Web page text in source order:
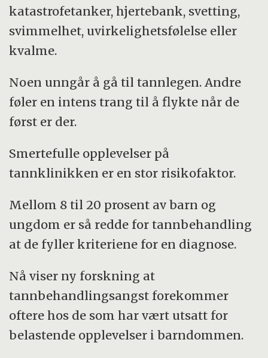
Studien er basert på data fra HUNT med
svar fra over 5.800 ungdommer i alderen
Jo flere belastende opplevelser
ungdommene hadde, desto flere med
katastrofetanker, hjertebank, svetting,
svimmelhet, uvirkelighetsfølelse eller
kvalme.
Noen unngår å gå til tannlegen. Andre
føler en intens trang til å flykte når de
først er der.
Smertefulle opplevelser på
tannklinikken er en stor risikofaktor.
Mellom 8 til 20 prosent av barn og
ungdom er så redde for tannbehandling
at de fyller kriteriene for en diagnose.
Nå viser ny forskning at
tannbehandlingsangst forekommer
oftere hos de som har vært utsatt for
belastende opplevelser i barndommen.